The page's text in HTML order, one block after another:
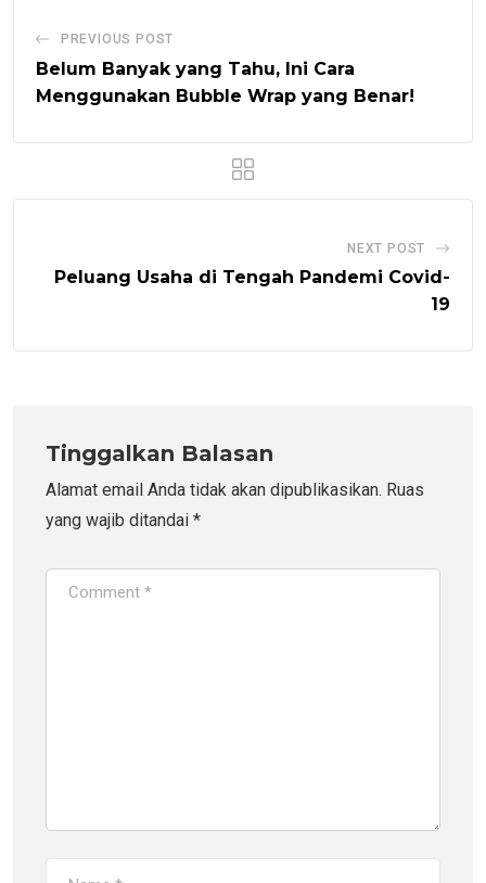
PREVIOUS POST
Belum Banyak yang Tahu, Ini Cara
Menggunakan Bubble Wrap yang Benar!
NEXT POST
Peluang Usaha di Tengah Pandemi Covid-
19
Tinggalkan Balasan
Alamat email Anda tidak akan dipublikasikan. Ruas
yang wajib ditandai *